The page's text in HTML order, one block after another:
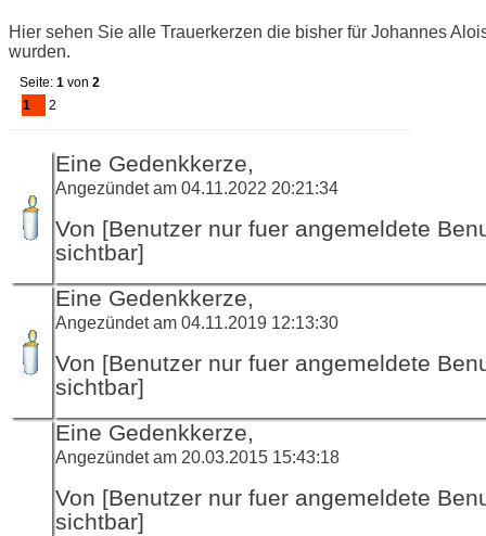
Hier sehen Sie alle Trauerkerzen die bisher für Johannes
wurden.
Seite: 1 von 2
1
2
Eine Gedenkkerze,
Angezündet am 04.11.2022 20:21:34
Von [Benutzer nur fuer angemeldete
sichtbar]
Eine Gedenkkerze,
Angezündet am 04.11.2019 12:13:30
Von [Benutzer nur fuer angemeldete
sichtbar]
Eine Gedenkkerze,
Angezündet am 20.03.2015 15:43:18
Von [Benutzer nur fuer angemeldete
sichtbar]